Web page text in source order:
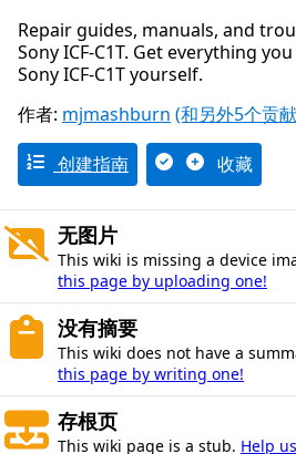
Repair guides, manuals, and
Sony ICF-C1T. Get everything
Sony ICF-C1T yourself.
作者: mjmashburn (和另外5个贡
创建指南 收藏
无图片
This wiki is missing a device
this page by uploading one!
没有摘要
This wiki does not have a
this page by writing one!
存根页
This wiki page is a stub. Help